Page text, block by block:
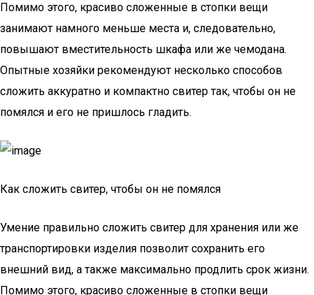
Помимо этого, красиво сложенные в стопки вещи
занимают намного меньше места и, следовательно,
повышают вместительность шкафа или же чемодана.
Опытные хозяйки рекомендуют несколько способов
сложить аккуратно и компактно свитер так, чтобы он не
помялся и его не пришлось гладить.
Как сложить свитер, чтобы он не помялся
Умение правильно сложить свитер для хранения или же
транспортировки изделия позволит сохранить его
внешний вид, а также максимально продлить срок жизни.
Помимо этого, красиво сложенные в стопки вещи